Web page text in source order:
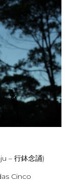
– 行鉢念誦)
Cinco